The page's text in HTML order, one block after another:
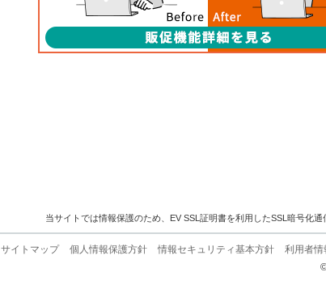
当サイトでは情報保護のため、EV SSL証明書を利用したSSL暗号化通
サイトマップ 個人情報保護方針 情報セキュリティ基本方針
利用者情